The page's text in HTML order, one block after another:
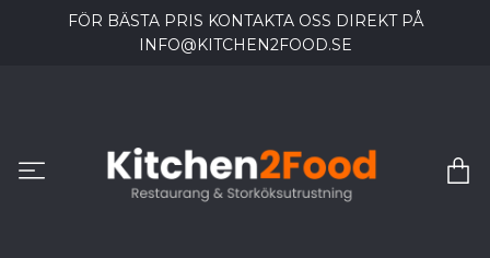
FÖR BÄSTA PRIS KONTAKTA OSS DIREKT PÅ
INFO@KITCHEN2FOOD.SE